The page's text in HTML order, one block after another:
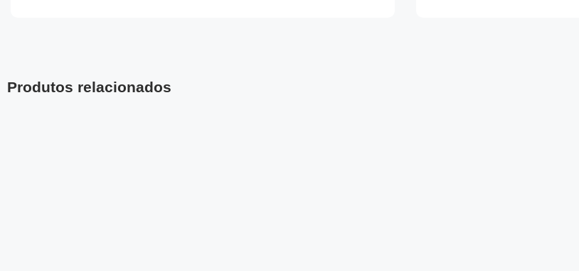
Produtos relacionados